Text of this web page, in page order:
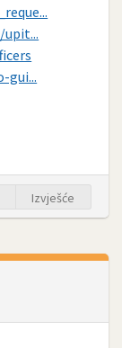
gui...
Izvješće